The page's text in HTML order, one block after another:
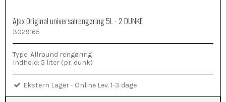
Ajax Original universalrengøring 5L - 2 DUNKE
3029165
Type: Allround rengøring
Indhold: 5 liter (pr. dunk)
Ekstern Lager - Online Lev. 1-3 dage